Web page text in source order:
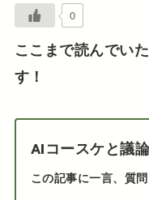
0
ここまで読んでい
す！
AIコースケと議
この記事に一言、質